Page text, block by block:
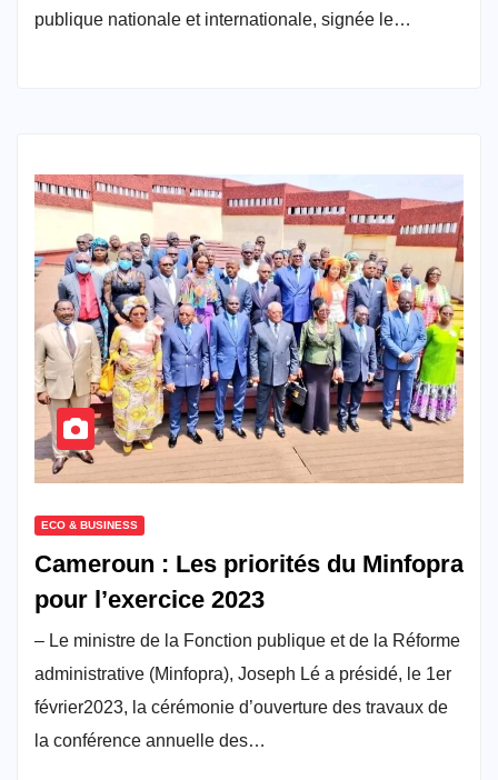
publique nationale et internationale, signée le…
ECO & BUSINESS
Cameroun : Les priorités du Minfopra
pour l’exercice 2023
– Le ministre de la Fonction publique et de la Réforme
administrative (Minfopra), Joseph Lé a présidé, le 1er
février2023, la cérémonie d’ouverture des travaux de
la conférence annuelle des…